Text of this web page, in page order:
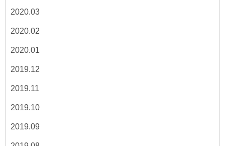
2020.03
2020.02
2020.01
2019.12
2019.11
2019.10
2019.09